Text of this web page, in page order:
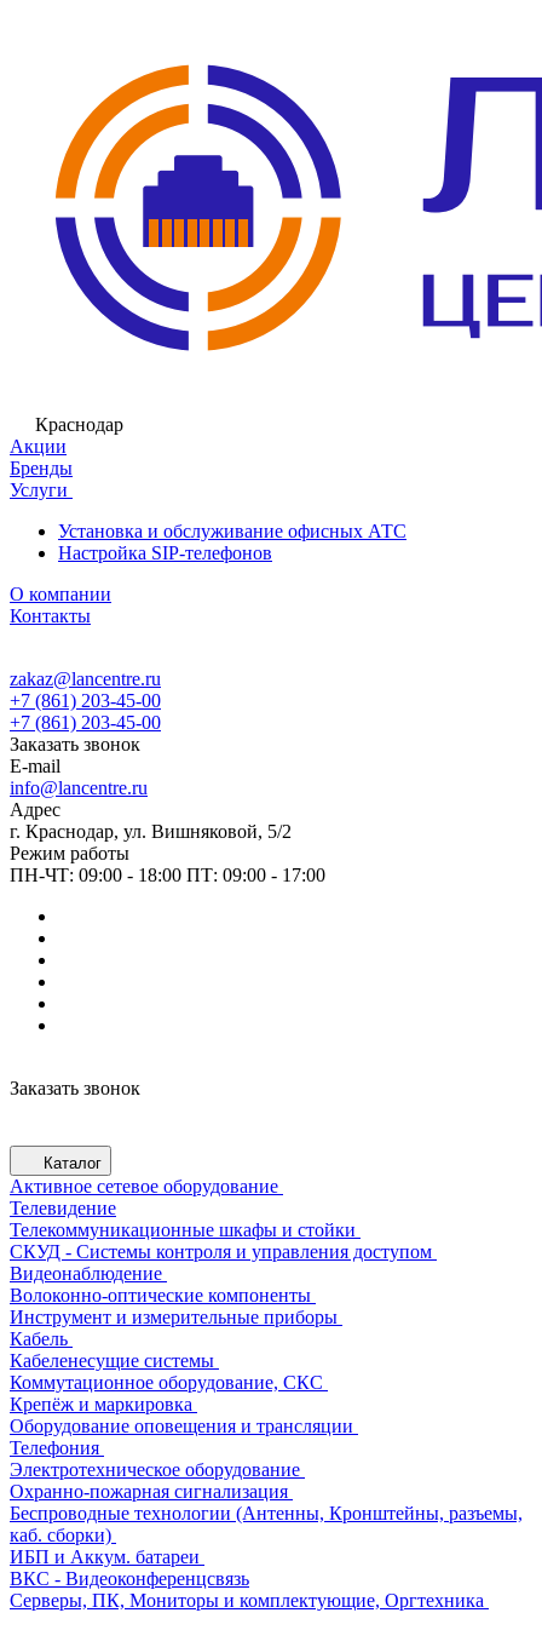
Краснодар
Акции
Бренды
Услуги
Установка и обслуживание офисных АТС
Настройка SIP-телефонов
О компании
Контакты
zakaz@lancentre.ru
+7 (861) 203-45-00
+7 (861) 203-45-00
Заказать звонок
E-mail
info@lancentre.ru
Адрес
г. Краснодар, ул. Вишняковой, 5/2
Режим работы
ПН-ЧТ: 09:00 - 18:00 ПТ: 09:00 - 17:00
Заказать звонок
Каталог
Активное сетевое оборудование
Телевидение
Телекоммуникационные шкафы и стойки
СКУД - Системы контроля и управления доступом
Видеонаблюдение
Волоконно-оптические компоненты
Инструмент и измерительные приборы
Кабель
Кабеленесущие системы
Коммутационное оборудование, СКС
Крепёж и маркировка
Оборудование оповещения и трансляции
Телефония
Электротехническое оборудование
Охранно-пожарная сигнализация
Беспроводные технологии (Антенны, Кронштейны, разъемы,
каб. сборки)
ИБП и Аккум. батареи
ВКС - Видеоконференцсвязь
Серверы, ПК, Мониторы и комплектующие, Оргтехника